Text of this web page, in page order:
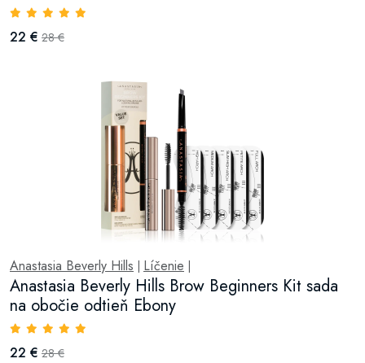
22 € 28 €
Anastasia Beverly Hills Líčenie
Anastasia Beverly Hills Brow Beginners Kit sada
na obočie odtieň Ebony
22 € 28 €